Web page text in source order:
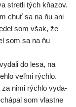
stret­li tých kňa­zov.
chuť sa na ňu ani
som však, že
som sa na ňu
do lesa, na
veľ­mi rých­lo.
za nimi rých­lo vyda­
som vlast­ne